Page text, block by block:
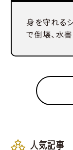
身を守れる
で倒壊、水
人気記事